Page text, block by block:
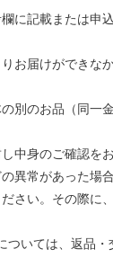
に記載または申
お届けができな
別のお品（同一
中身のご確認を
異常があった場
さい。その際に
ついては、返品